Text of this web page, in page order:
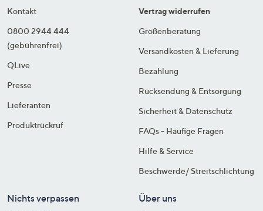
Kontakt
0800 2944 444
(gebührenfrei)
QLive
Presse
Lieferanten
Produktrückruf
Vertrag widerrufen
Größenberatung
Versandkosten & Lieferung
Bezahlung
Rücksendung & Entsorgung
Sicherheit & Datenschutz
FAQs - Häufige Fragen
Hilfe & Service
Beschwerde/ Streitschlichtung
Nichts verpassen Über uns